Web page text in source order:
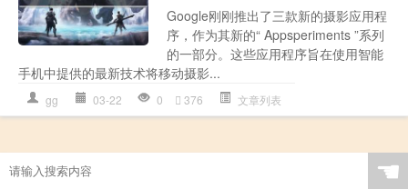
Google刚刚推出了三款新的摄影应用程
序，作为其新的“ Appsperiments ”系列
的一部分。这些应用程序旨在使用智能
手机中提供的最新技术将移动摄影...
gg 03-22 0 376 文章列表
☚